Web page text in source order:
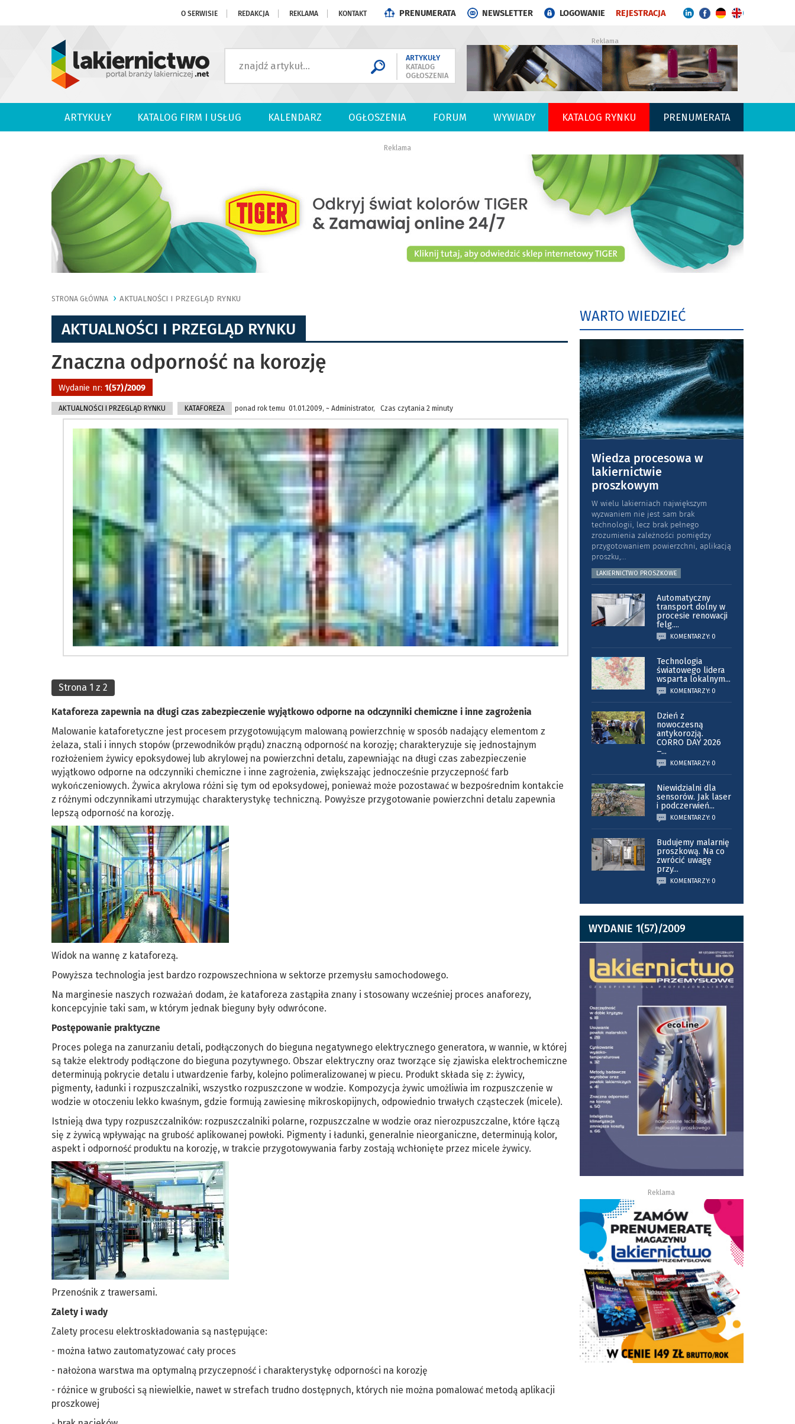
O SERWISIE REDAKCJA REKLAMA KONTAKT PRENUMERATA NEWSLETTER LOGOWANIE REJESTRACJA
ARTYKUŁY
KATALOG
OGŁOSZENIA
Reklama
ARTYKUŁY KATALOG FIRM I USŁUG KALENDARZ OGŁOSZENIA FORUM WYWIADY KATALOG RYNKU PRENUMERATA
Reklama
STRONA GŁÓWNA AKTUALNOŚCI I PRZEGLĄD RYNKU
AKTUALNOŚCI I PRZEGLĄD RYNKU
Znaczna odporność na korozję
Wydanie nr: 1(57)/2009
AKTUALNOŚCI I PRZEGLĄD RYNKU KATAFOREZA ponad rok temu 01.01.2009, ~ Administrator, Czas czytania 2 minuty
Strona 1 z 2
Kataforeza zapewnia na długi czas zabezpieczenie wyjątkowo odporne na odczynniki chemiczne i inne zagrożenia
Malowanie kataforetyczne jest procesem przygotowującym malowaną powierzchnię w sposób nadający elementom z
żelaza, stali i innych stopów (przewodników prądu) znaczną odporność na korozję; charakteryzuje się jednostajnym
rozłożeniem żywicy epoksydowej lub akrylowej na powierzchni detalu, zapewniając na długi czas zabezpieczenie
wyjątkowo odporne na odczynniki chemiczne i inne zagrożenia, zwiększając jednocześnie przyczepność farb
wykończeniowych. Żywica akrylowa różni się tym od epoksydowej, ponieważ może pozostawać w bezpośrednim kontakcie
z różnymi odczynnikami utrzymując charakterystykę techniczną. Powyższe przygotowanie powierzchni detalu zapewnia
lepszą odporność na korozję.
Widok na wannę z kataforezą.
Powyższa technologia jest bardzo rozpowszechniona w sektorze przemysłu samochodowego.
Na marginesie naszych rozważań dodam, że kataforeza zastąpiła znany i stosowany wcześniej proces anaforezy,
koncepcyjnie taki sam, w którym jednak bieguny były odwrócone.
Postępowanie praktyczne
Proces polega na zanurzaniu detali, podłączonych do bieguna negatywnego elektrycznego generatora, w wannie, w której
są także elektrody podłączone do bieguna pozytywnego. Obszar elektryczny oraz tworzące się zjawiska elektrochemiczne
determinują pokrycie detalu i utwardzenie farby, kolejno polimeralizowanej w piecu. Produkt składa się z: żywicy,
pigmenty, ładunki i rozpuszczalniki, wszystko rozpuszczone w wodzie. Kompozycja żywic umożliwia im rozpuszczenie w
wodzie w otoczeniu lekko kwaśnym, gdzie formują zawiesinę mikroskopijnych, odpowiednio trwałych cząsteczek (micele).
Istnieją dwa typy rozpuszczalników: rozpuszczalniki polarne, rozpuszczalne w wodzie oraz nierozpuszczalne, które łączą
się z żywicą wpływając na grubość aplikowanej powłoki. Pigmenty i ładunki, generalnie nieorganiczne, determinują kolor,
aspekt i odporność produktu na korozję, w trakcie przygotowywania farby zostają wchłonięte przez micele żywicy.
Przenośnik z trawersami.
Zalety i wady
Zalety procesu elektroskładowania są następujące:
- można łatwo zautomatyzować cały proces
- nałożona warstwa ma optymalną przyczepność i charakterystykę odporności na korozję
- różnice w grubości są niewielkie, nawet w strefach trudno dostępnych, których nie można pomalować metodą aplikacji
proszkowej
WARTO WIEDZIEĆ
Wiedza procesowa w
lakiernictwie
proszkowym
W wielu lakierniach największym
wyzwaniem nie jest sam brak
technologii, lecz brak pełnego
zrozumienia zależności pomiędzy
przygotowaniem powierzchni, aplikacją
proszku,...
LAKIERNICTWO PROSZKOWE
Automatyczny
transport dolny w
procesie renowacji
felg....
KOMENTARZY: 0
Technologia
światowego lidera
wsparta lokalnym...
KOMENTARZY: 0
Dzień z
nowoczesną
antykorozją.
CORRO DAY 2026
–...
KOMENTARZY: 0
Niewidzialni dla
sensorów. Jak laser
i podczerwień...
KOMENTARZY: 0
Budujemy malarnię
proszkową. Na co
zwrócić uwagę
przy...
KOMENTARZY: 0
WYDANIE 1(57)/2009
Reklama